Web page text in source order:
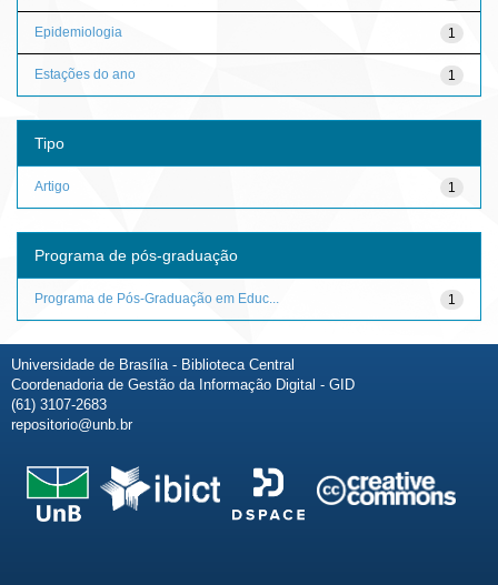
1
Epidemiologia
1
Estações do ano
Tipo
1
Artigo
Programa de pós-graduação
1
Programa de Pós-Graduação em Educ...
Universidade de Brasília - Biblioteca Central
Coordenadoria de Gestão da Informação Digital - GID
(61) 3107-2683
repositorio@unb.br